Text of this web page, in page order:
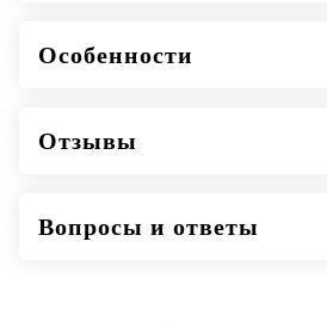
Особенности
Отзывы
Вопросы и ответы